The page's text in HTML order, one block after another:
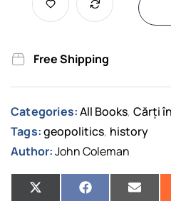
Free Shipping
Categories: All Books, Cărți
Tags:geopolitics, history
Author:John Coleman